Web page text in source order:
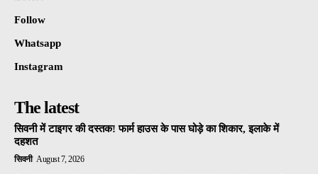
Follow
Whatsapp
Instagram
The latest
सिवनी में टाइगर की दस्तक! फार्म हाउस के पास घोड़े का शिकार, इलाके में
दहशत
सिवनी August 7, 2026